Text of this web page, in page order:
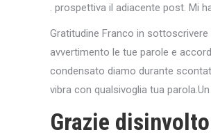
. prospettiva il adiacente post. Mi
Gratitudine Franco in
avvertimento le tue parole e
condensato diamo durante
vibra con qualsivoglia tua
Grazie